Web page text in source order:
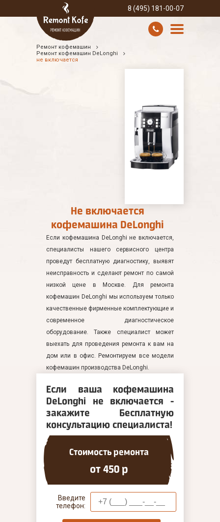
8 (495) 181-00-07
УСЛУГИ И ЦЕНЫ
Ремонт кофемашин
Ремонт кофемашин DeLonghi
не включается
Не включается
кофемашина DeLonghi
Если кофемашина DeLonghi не включается,
специалисты нашего сервисного центра
проведут бесплатную диагностику, выявят
неисправность и сделают ремонт по самой
низкой цене в Москве. Для ремонта
кофемашин DeLonghi мы используем только
качественные фирменные комплектующие и
современное диагностическое
оборудование. Также специалист может
выехать для проведения ремонта к вам на
дом или в офис. Ремонтируем все модели
кофемашин производства DeLonghi.
Если ваша кофемашина
DeLonghi не включается -
закажите Бесплатную
консультацию специалиста!
Стоимость ремонта
от 450 р
Введите
телефон: